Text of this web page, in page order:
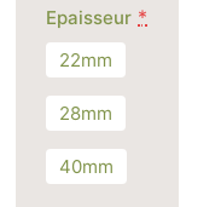
Epaisseur *
22mm
28mm
40mm